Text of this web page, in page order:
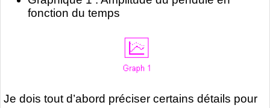
fonction du temps
Je dois tout d’abord préciser certains détails pour